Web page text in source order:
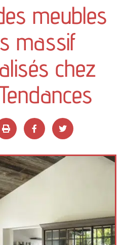
meubles
massif
chez